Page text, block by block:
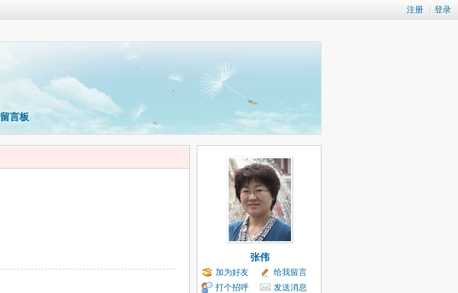
注册 登录
留言板
张伟
加为好友
给我留言
打个招呼
发送消息